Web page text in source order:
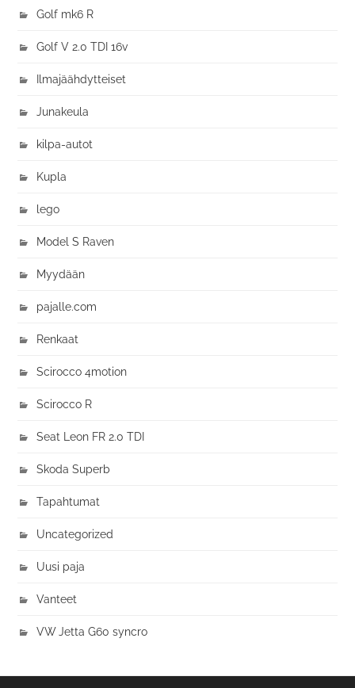
Golf mk6 R
Golf V 2.0 TDI 16v
Ilmajäähdytteiset
Junakeula
kilpa-autot
Kupla
lego
Model S Raven
Myydään
pajalle.com
Renkaat
Scirocco 4motion
Scirocco R
Seat Leon FR 2.0 TDI
Skoda Superb
Tapahtumat
Uncategorized
Uusi paja
Vanteet
VW Jetta G60 syncro